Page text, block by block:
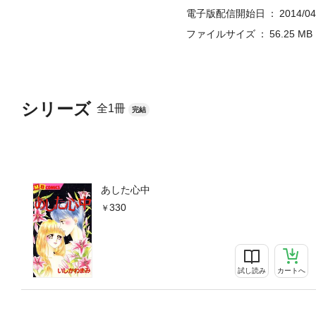
シリーズ 全1冊 完結
あした心中
330
試し読み カートへ
電子版配信開始日
2014/
ファイルサイズ
56.25 MB